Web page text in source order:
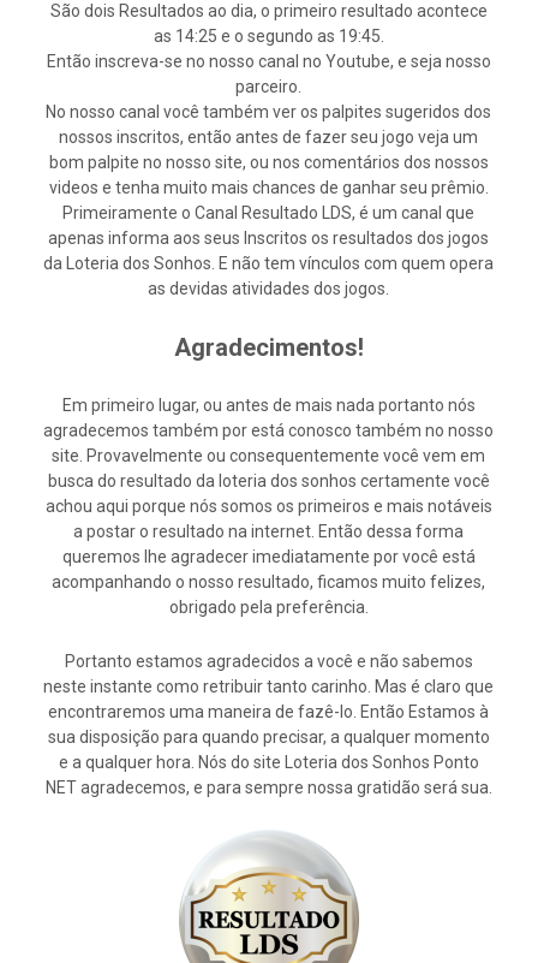
São dois Resultados ao dia, o primeiro resultado acontece
as 14:25 e o segundo as 19:45.
Então inscreva-se no nosso canal no Youtube, e seja nosso
parceiro.
No nosso canal você também ver os palpites sugeridos dos
nossos inscritos, então antes de fazer seu jogo veja um
bom palpite no nosso site, ou nos comentários dos nossos
videos e tenha muito mais chances de ganhar seu prêmio.
Primeiramente o Canal Resultado LDS, é um canal que
apenas informa aos seus Inscritos os resultados dos jogos
da Loteria dos Sonhos. E não tem vínculos com quem opera
as devidas atividades dos jogos.
Agradecimentos!
Em primeiro lugar, ou antes de mais nada portanto nós
agradecemos também por está conosco também no nosso
site. Provavelmente ou consequentemente você vem em
busca do resultado da loteria dos sonhos certamente você
achou aqui porque nós somos os primeiros e mais notáveis
a postar o resultado na internet. Então dessa forma
queremos lhe agradecer imediatamente por você está
acompanhando o nosso resultado, ficamos muito felizes,
obrigado pela preferência.
Portanto estamos agradecidos a você e não sabemos
neste instante como retribuir tanto carinho. Mas é claro que
encontraremos uma maneira de fazê-lo. Então Estamos à
sua disposição para quando precisar, a qualquer momento
e a qualquer hora. Nós do site Loteria dos Sonhos Ponto
NET agradecemos, e para sempre nossa gratidão será sua.